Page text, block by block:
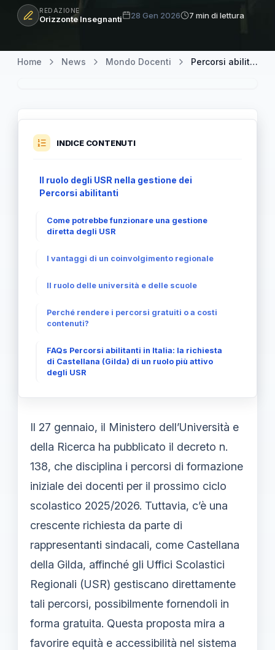
REDAZIONE
Orizzonte Insegnanti 28 Gen 2026 7 min di lettura
Home News Mondo Docenti Percorsi abilitanti in Italia: la richiesta di Castellana (Gilda) di un ruolo più attivo degli USR
INDICE CONTENUTI
Il ruolo degli USR nella gestione dei
Percorsi abilitanti
Come potrebbe funzionare una gestione
diretta degli USR
I vantaggi di un coinvolgimento regionale
Il ruolo delle università e delle scuole
Perché rendere i percorsi gratuiti o a costi
contenuti?
FAQs Percorsi abilitanti in Italia: la richiesta
di Castellana (Gilda) di un ruolo più attivo
degli USR
Il 27 gennaio, il Ministero dell’Università e
della Ricerca ha pubblicato il decreto n.
138, che disciplina i percorsi di formazione
iniziale dei docenti per il prossimo ciclo
scolastico 2025/2026. Tuttavia, c’è una
crescente richiesta da parte di
rappresentanti sindacali, come Castellana
della Gilda, affinché gli Uffici Scolastici
Regionali (USR) gestiscano direttamente
tali percorsi, possibilmente fornendoli in
forma gratuita. Questa proposta mira a
favorire equità e accessibilità nel sistema